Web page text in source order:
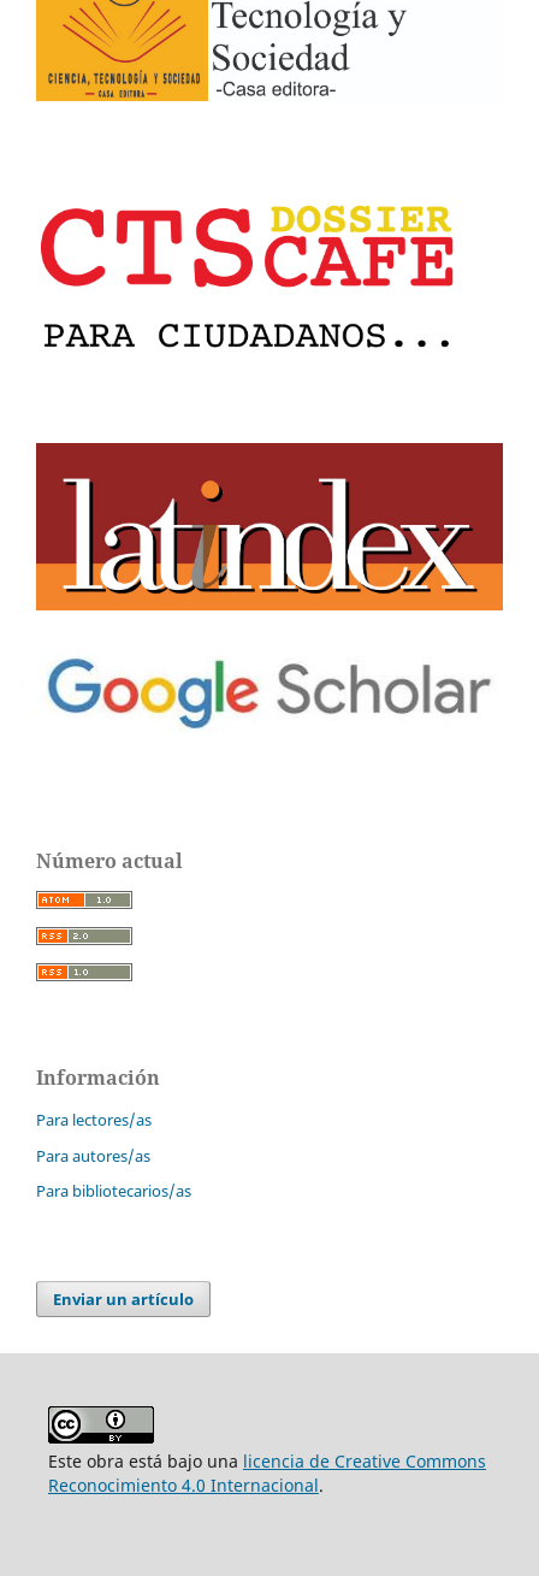
Número actual
Información
Para lectores/as
Para autores/as
Para bibliotecarios/as
Enviar un artículo
Este obra está bajo una licencia de Creative Commons
Reconocimiento 4.0 Internacional.